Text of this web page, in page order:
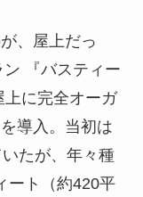
、屋上だっ
『バスティー
に完全オーガ
導入。当初は
たが、年々種
ート（約420平